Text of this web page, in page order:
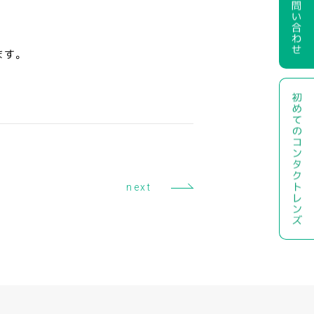
。
next